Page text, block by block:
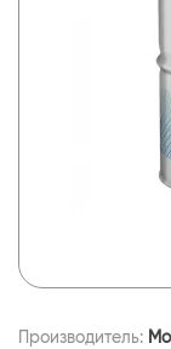
Производитель: